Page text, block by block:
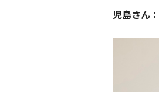
児島さん：